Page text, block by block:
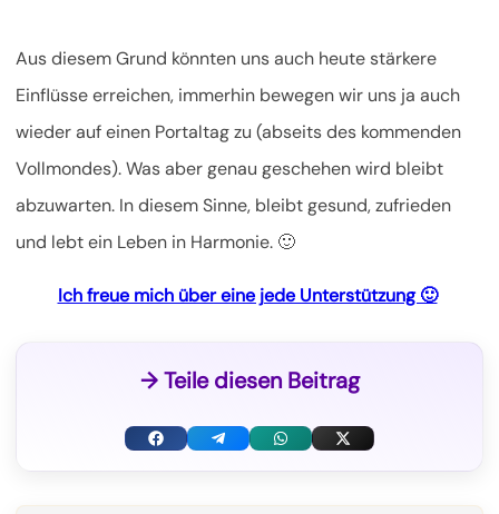
Aus diesem Grund könnten uns auch heute stärkere
Einflüsse erreichen, immerhin bewegen wir uns ja auch
wieder auf einen Portaltag zu (abseits des kommenden
Vollmondes). Was aber genau geschehen wird bleibt
abzuwarten. In diesem Sinne, bleibt gesund, zufrieden
und lebt ein Leben in Harmonie. 🙂
Ich freue mich über eine jede Unterstützung 🙂
→ Teile diesen Beitrag
F
T
W
X